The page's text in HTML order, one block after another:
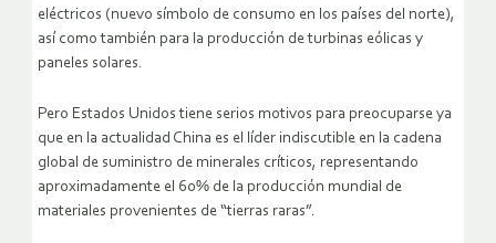
eléctricos (nuevo símbolo de consumo en los países del norte),
así como también para la producción de turbinas eólicas y
paneles solares.
Pero Estados Unidos tiene serios motivos para preocuparse ya
que en la actualidad China es el líder indiscutible en la cadena
global de suministro de minerales críticos, representando
aproximadamente el 60% de la producción mundial de
materiales provenientes de “tierras raras”.